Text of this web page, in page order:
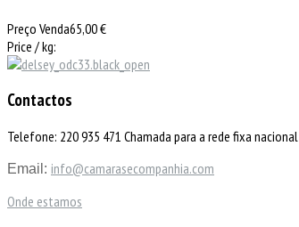
Preço Venda65,00 €
Price / kg:
Contactos
Telefone: 220 935 471 Chamada para a rede fixa nacional
Email: info@camarasecompanhia.com
Onde estamos